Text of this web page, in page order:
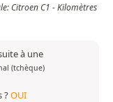
Citroen C1 - Kilomètres
à une
(tchèque)
?OUI